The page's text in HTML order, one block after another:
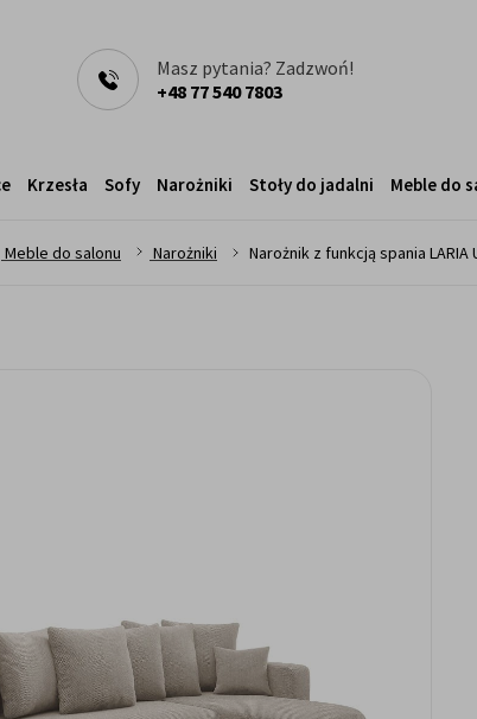
Masz pytania? Zadzwoń!
+48 77 540 7803
Krzesła Sofy Narożniki Stoły do jadalni Meble do
Meble do salonu > Narożniki > Narożnik z funkcją spania